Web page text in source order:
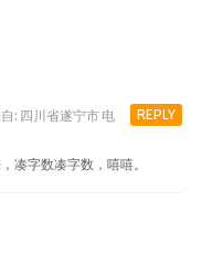
REPLY
: 四川省遂宁市 电
凑字数凑字数，嘻嘻。